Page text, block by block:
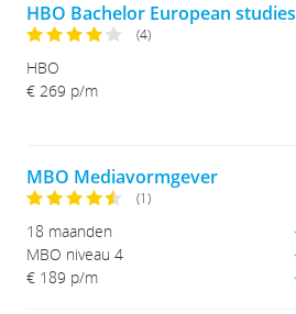
HBO Bachelor European studies
(4)
HBO
€ 269 p/m
MBO Mediavormgever
(1)
18 maanden
MBO niveau 4
€ 189 p/m